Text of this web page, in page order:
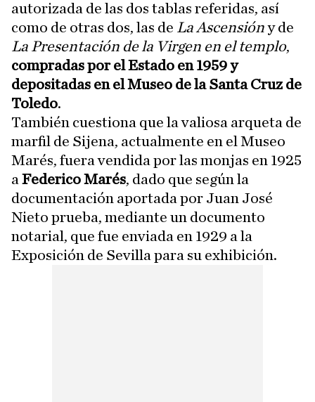
autorizada de las dos tablas referidas, así
como de otras dos, las de La Ascensióny de
La Presentación de la Virgen en el templo,
compradas por el Estado en 1959 y
depositadas en el Museo de la Santa Cruz de
Toledo.
También cuestiona que la valiosa arqueta de
marfil de Sijena, actualmente en el Museo
Marés, fuera vendida por las monjas en 1925
a Federico Marés, dado que según la
documentación aportada por Juan José
Nieto prueba, mediante un documento
notarial, que fue enviada en 1929 a la
Exposición de Sevilla para su exhibición.